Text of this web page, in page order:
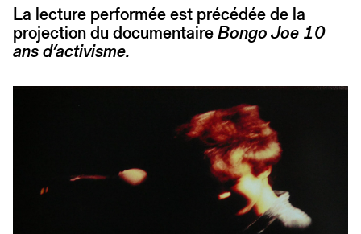
La lecture performée est précédée de la
projection du documentaireBongo Joe 10
ans d’activisme.